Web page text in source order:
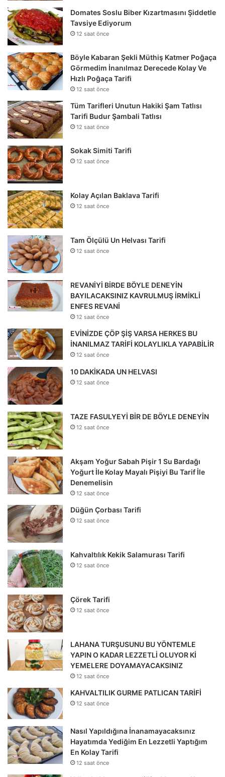
Domates Soslu Biber Kızartmasını Şiddetle
Tavsiye Ediyorum
12 saat önce
Böyle Kabaran Şekli Müthiş Katmer Poğaça
Görmedim İnanılmaz Derecede Kolay Ve
Hızlı Poğaça Tarifi
12 saat önce
Tüm Tarifleri Unutun Hakiki Şam Tatlısı
Tarifi Budur Şambali Tatlısı
12 saat önce
Sokak Simiti Tarifi
12 saat önce
Kolay Açılan Baklava Tarifi
12 saat önce
Tam Ölçülü Un Helvası Tarifi
12 saat önce
REVANİYİ BİRDE BÖYLE DENEYİN
BAYILACAKSINIZ KAVRULMUŞ İRMİKLİ
ENFES REVANİ
12 saat önce
EVİNİZDE ÇÖP ŞİŞ VARSA HERKES BU
İNANILMAZ TARİFİ KOLAYLIKLA YAPABİLİR
12 saat önce
10 DAKİKADA UN HELVASI
12 saat önce
TAZE FASULYEYİ BİR DE BÖYLE DENEYİN
12 saat önce
Akşam Yoğur Sabah Pişir 1 Su Bardağı
Yoğurt İle Kolay Mayalı Pişiyi Bu Tarif İle
Denemelisin
12 saat önce
Düğün Çorbası Tarifi
12 saat önce
Kahvaltılık Kekik Salamurası Tarifi
12 saat önce
Çörek Tarifi
12 saat önce
LAHANA TURŞUSUNU BU YÖNTEMLE
YAPIN O KADAR LEZZETLİ OLUYOR Kİ
YEMELERE DOYAMAYACAKSINIZ
12 saat önce
KAHVALTILIK GURME PATLICAN TARİFİ
12 saat önce
Nasıl Yapıldığına İnanamayacaksınız
Hayatımda Yediğim En Lezzetli Yaptığım
En Kolay Tarifi
12 saat önce